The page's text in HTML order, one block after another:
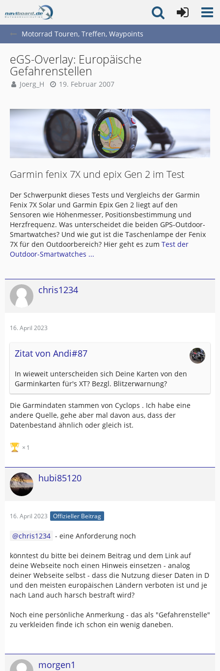
Motorrad Touren, Treffen, Waypoints
eGS-Overlay: Europäische
Gefahrenstellen
Joerg_H 19. Februar 2007
Garmin fenix 7X und epix Gen 2 im Test
Der Schwerpunkt dieses Tests und Vergleichs der Garmin
Fenix 7X Solar und Garmin Epix Gen 2 liegt auf den
Sensoren wie Höhenmesser, Positionsbestimmung und
Herzfrequenz. Was unterscheidet die beiden GPS-Outdoor-
Smartwatches? Und wie gut ist die Taschenlampe der Fenix
7X für den Outdoorbereich? Hier geht es zum Test der
Outdoor-Smartwatches ...
chris1234
16. April 2023
Zitat von Andi#87
In wieweit unterscheiden sich Deine Karten von den
Garminkarten für's XT? Bezgl. Blitzerwarnung?
Die Garmindaten stammen von Cyclops . Ich habe eine
andere Quelle, gehe aber mal davon aus, dass der
Datenbestand ähnlich oder gleich ist.
1
hubi85120
16. April 2023 Offizieller Beitrag
chris1234 - eine Anforderung noch
könntest du bitte bei deinem Beitrag und dem Link auf
deine Webseite noch einen Hinweis einsetzen - analog
deiner Webseite selbst - dass die Nutzung dieser Daten in D
und den meisten europäischen Ländern verboten ist und je
nach Land auch harsch bestraft wird?
Noch eine persönliche Anmerkung - das als "Gefahrenstelle"
zu verkleiden finde ich schon ein wenig daneben.
morgen1